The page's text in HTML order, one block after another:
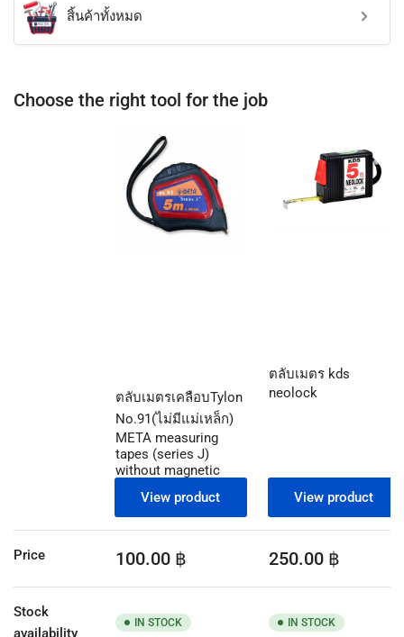
สิ้นค้าทั้งหมด
Choose the right tool for the job
Price
Stock
availability
ตลับเมตรเคลือบTylon
No.91(ไม่มีแม่เหล็ก)
META measuring
tapes (series J)
without magnetic
View product
Regular
100.00 ฿
IN STOCK
ตลับเมตร kds
neolock
View product
Regular
250.00 ฿
IN STOCK